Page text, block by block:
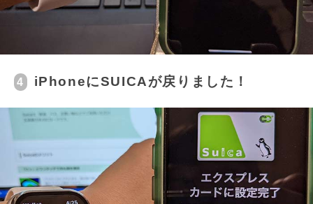
4 iPhoneにSUICAが戻りました！